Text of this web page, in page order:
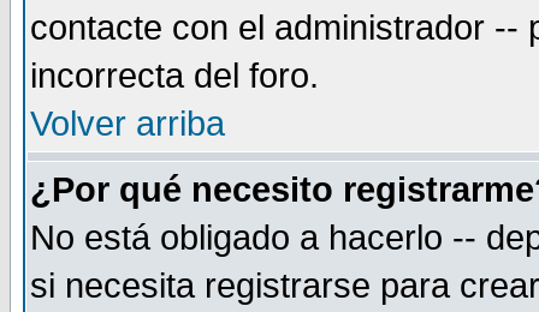
contacte con el administrador --
incorrecta del foro.
Volver arriba
¿Por qué necesito
No está obligado a hacerlo --
si necesita registrarse para